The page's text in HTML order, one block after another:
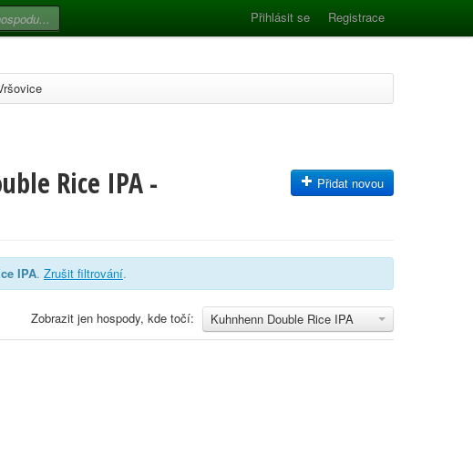
Přihlásit se Registrace
Rice IPA - Přidat novou
IPA. Zrušit filtrování.
Kuhnhenn Double Rice IPA
Zobrazit jen hospody, kde točí: